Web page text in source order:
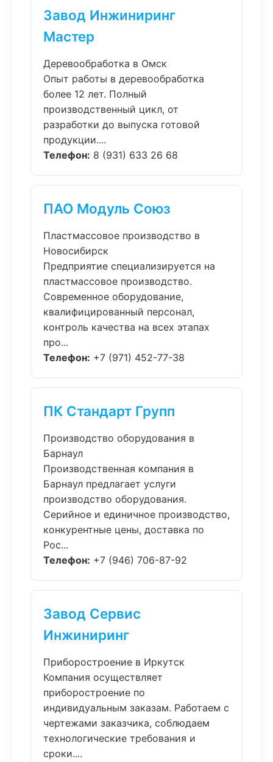
Завод Инжиниринг
Мастер
Деревообработка в Омск
Опыт работы в деревообработка
более 12 лет. Полный
производственный цикл, от
разработки до выпуска готовой
продукции....
Телефон: 8 (931) 633 26 68
ПАО Модуль Союз
Пластмассовое производство в
Новосибирск
Предприятие специализируется на
пластмассовое производство.
Современное оборудование,
квалифицированный персонал,
контроль качества на всех этапах
про...
Телефон: +7 (971) 452-77-38
ПК Стандарт Групп
Производство оборудования в
Барнаул
Производственная компания в
Барнаул предлагает услуги
производство оборудования.
Серийное и единичное производство,
конкурентные цены, доставка по
Рос...
Телефон: +7 (946) 706-87-92
Завод Сервис
Инжиниринг
Приборостроение в Иркутск
Компания осуществляет
приборостроение по
индивидуальным заказам. Работаем с
чертежами заказчика, соблюдаем
технологические требования и
сроки....